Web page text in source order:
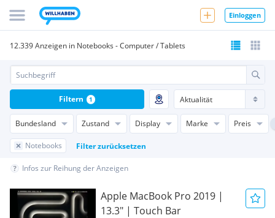
Einloggen
12.339 Anzeigen in Notebooks - Computer / Tablets
Bundesland Zustand Display Marke Preis
Notebooks Filter zurücksetzen
Filtern 1
Infos zur Reihung der Anzeigen
Apple MacBook Pro 2019 |
13.3" | Touch Bar